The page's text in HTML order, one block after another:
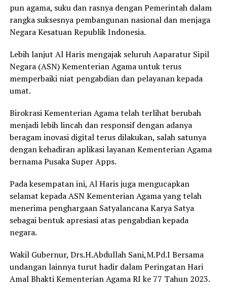
pun agama, suku dan rasnya dengan Pemerintah dalam
rangka suksesnya pembangunan nasional dan menjaga
Negara Kesatuan Republik Indonesia.
Lebih lanjut Al Haris mengajak seluruh Aaparatur Sipil
Negara (ASN) Kementerian Agama untuk terus
memperbaiki niat pengabdian dan pelayanan kepada
umat.
Birokrasi Kementerian Agama telah terlihat berubah
menjadi lebih lincah dan responsif dengan adanya
beragam inovasi digital terus dilakukan, salah satunya
dengan kehadiran aplikasi layanan Kementerian Agama
bernama Pusaka Super Apps.
Pada kesempatan ini, Al Haris juga mengucapkan
selamat kepada ASN Kementerian Agama yang telah
menerima penghargaan Satyalancana Karya Satya
sebagai bentuk apresiasi atas pengabdian kepada
negara.
Wakil Gubernur, Drs.H.Abdullah Sani,M.Pd.I Bersama
undangan lainnya turut hadir dalam Peringatan Hari
Amal Bhakti Kementerian Agama RI ke 77 Tahun 2023.